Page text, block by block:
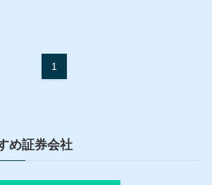
1
め証券会社